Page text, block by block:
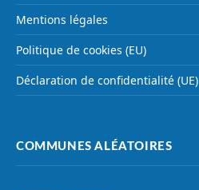
Mentions légales
Politique de cookies (EU)
Déclaration de confidentialité (UE)
COMMUNES ALÉATOIRES